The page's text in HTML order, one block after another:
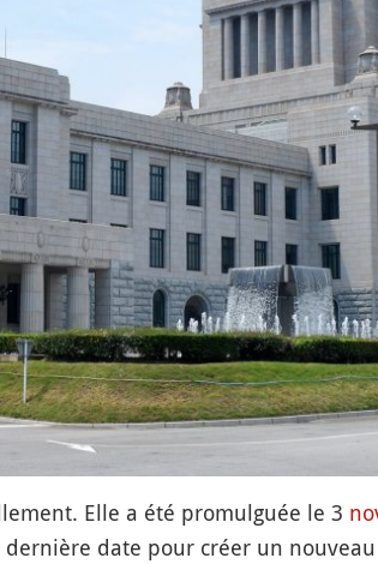
Elle a été promulguée le 3
date pour créer un